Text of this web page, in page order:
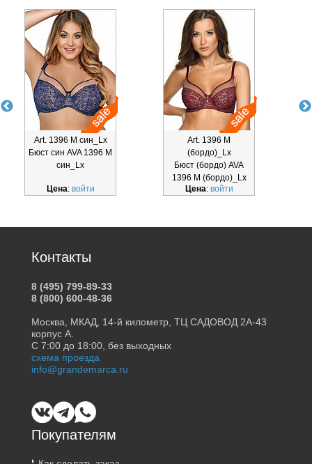
Art. 1396 M син_Lx
Бюст син AVA 1396 M
син_Lx
Цена: войти
Art. 1396 M
(бордо)_Lx
Бюст (бордо) AVA
1396 M (бордо)_Lx
Цена: войти
Покупателям
Контакты
8 (495) 799-89-33
8 (800) 600-48-36
Москва, МКАД, 14-й километр, ТЦ САДОВОД 2А-43
корпус А.
С 7:00 до 18:00, без выходных
схема проезда
info@grandemarca.ru